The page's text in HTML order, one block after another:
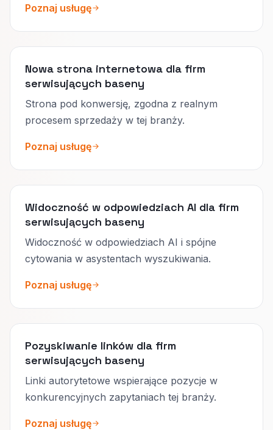
Poznaj usługę
Nowa strona internetowa dla firm
serwisujących baseny
Strona pod konwersję, zgodna z realnym
procesem sprzedaży w tej branży.
Poznaj usługę
Widoczność w odpowiedziach AI dla firm
serwisujących baseny
Widoczność w odpowiedziach AI i spójne
cytowania w asystentach wyszukiwania.
Poznaj usługę
Pozyskiwanie linków dla firm
serwisujących baseny
Linki autorytetowe wspierające pozycje w
konkurencyjnych zapytaniach tej branży.
Poznaj usługę